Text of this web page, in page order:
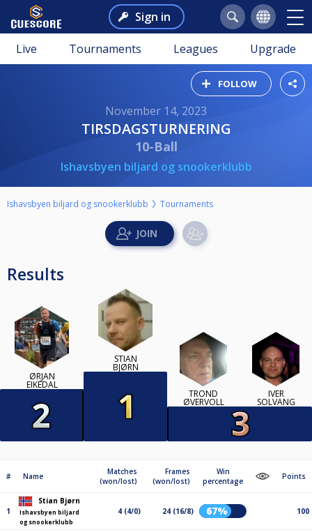
Sign in
Live Tournaments Leagues Upgrade
FOLLOW
November 14, 2023
TIRSDAGSTURNERING
10-Ball
Ishavsbyen biljard og snookerklubb
Ishavsbyen biljard og snookerklubb Tournaments
Results
ØRJAN
EIKEDAL
STIAN
BJØRN
TROND
ØVERVOLL
IVER
SOLVANG
# Name
Matches
(won/lost)
Frames
(won/lost)
Win
percentage
Points
1
Stian Bjørn
Ishavsbyen biljard
og snookerklubb
4 (4/0) 24 (16/8) 67% 100